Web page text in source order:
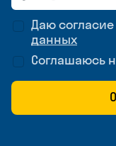
Даю
данных
Соглашаюсь